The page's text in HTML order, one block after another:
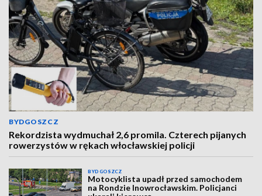
BYDGOSZCZ
Rekordzista wydmuchał 2,6 promila. Czterech pijanych
rowerzystów w rękach włocławskiej policji
BYDGOSZCZ
Motocyklista upadł przed samochodem
na Rondzie Inowrocławskim. Policjanci